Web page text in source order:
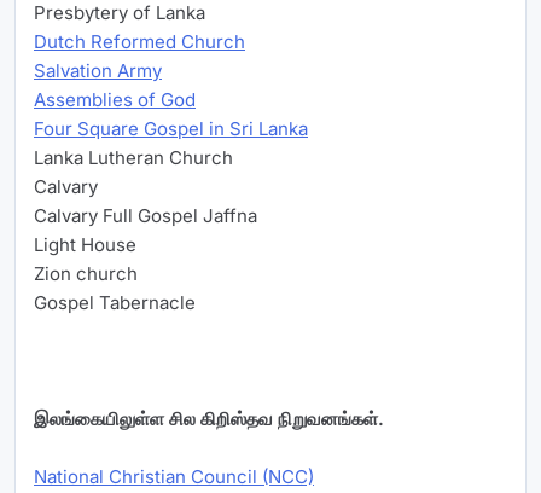
Presbytery of Lanka
Dutch Reformed Church
Salvation Army
Assemblies of God
Four Square Gospel in Sri Lanka
Lanka Lutheran Church
Calvary
Calvary Full Gospel Jaffna
Light House
Zion church
Gospel Tabernacle
இலங்கையிலுள்ள சில கிறிஸ்தவ நிறுவனங்கள்.
National Christian Council (NCC)